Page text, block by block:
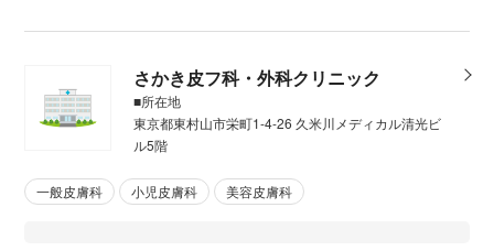
さかき皮フ科・外科クリニック
■所在地
東京都東村山市栄町1-4-26 久米川メディカル清光ビ
ル5階
一般皮膚科 小児皮膚科 美容皮膚科